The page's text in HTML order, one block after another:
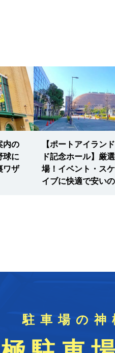
内の
球に
ワザ
【ポートアイラン
ド記念ホール】厳
場！イベント・ス
イブに快適で安い
駐車場の神